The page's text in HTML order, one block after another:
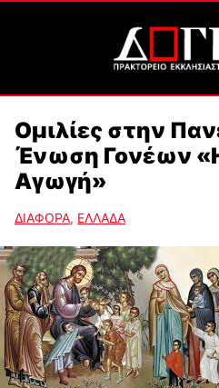
Ομιλίες στην
Ένωση Γονέων
Αγωγή»
ΔΙΑΦΟΡΑ, ΕΛΛΑΔΑ